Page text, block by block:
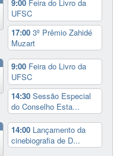
9:00 Feira do Livro da
UFSC
17:003º Prêmio Zahidé
Muzart
9:00 Feira do Livro da
UFSC
14:30Sessão Especial
do Conselho Esta...
14:00 Lançamento da
cinebiografia de D...